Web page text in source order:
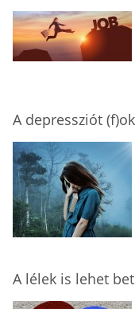
A depressziót
A lélek is lehet